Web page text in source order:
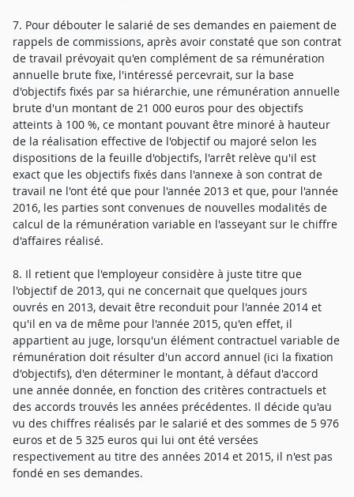
7. Pour débouter le salarié de ses demandes en paiement de
rappels de commissions, après avoir constaté que son contrat
de travail prévoyait qu'en complément de sa rémunération
annuelle brute fixe, l'intéressé percevrait, sur la base
d'objectifs fixés par sa hiérarchie, une rémunération annuelle
brute d'un montant de 21 000 euros pour des objectifs
atteints à 100 %, ce montant pouvant être minoré à hauteur
de la réalisation effective de l'objectif ou majoré selon les
dispositions de la feuille d'objectifs, l'arrêt relève qu'il est
exact que les objectifs fixés dans l'annexe à son contrat de
travail ne l'ont été que pour l'année 2013 et que, pour l'année
2016, les parties sont convenues de nouvelles modalités de
calcul de la rémunération variable en l'asseyant sur le chiffre
d'affaires réalisé.
8. Il retient que l'employeur considère à juste titre que
l'objectif de 2013, qui ne concernait que quelques jours
ouvrés en 2013, devait être reconduit pour l'année 2014 et
qu'il en va de même pour l'année 2015, qu'en effet, il
appartient au juge, lorsqu'un élément contractuel variable de
rémunération doit résulter d'un accord annuel (ici la fixation
d'objectifs), d'en déterminer le montant, à défaut d'accord
une année donnée, en fonction des critères contractuels et
des accords trouvés les années précédentes. Il décide qu'au
vu des chiffres réalisés par le salarié et des sommes de 5 976
euros et de 5 325 euros qui lui ont été versées
respectivement au titre des années 2014 et 2015, il n'est pas
fondé en ses demandes.